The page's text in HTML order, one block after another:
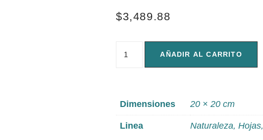
$3,489.88
AÑADIR AL CARRITO
Dimensiones 20 × 20 cm
Linea Naturaleza, Hojas,